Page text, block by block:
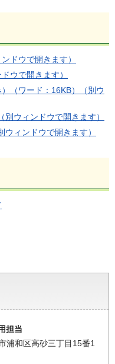
ドウで開きます）
ウで開きます）
（ワード：16KB）（別ウ
ウィンドウで開きます）
ィンドウで開きます）
担当
浦和区高砂三丁目15番1